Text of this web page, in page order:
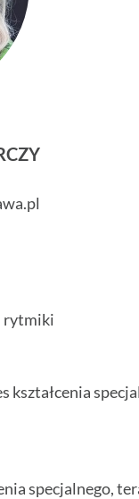
rytmiki
kształcenia
specjalnego,